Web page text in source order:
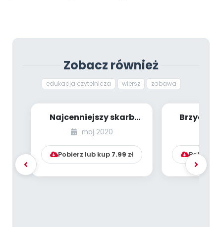
Zobacz również
edukacja czytelnicza wiersz zabawa
Najcenniejszy skarb
[PBP - dzieci starsze -
numer 3]
maj 2020
Pobierz lub kup 7.99 zł
Brzydkie
Pobierz